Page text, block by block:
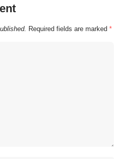
Required fields are marked *